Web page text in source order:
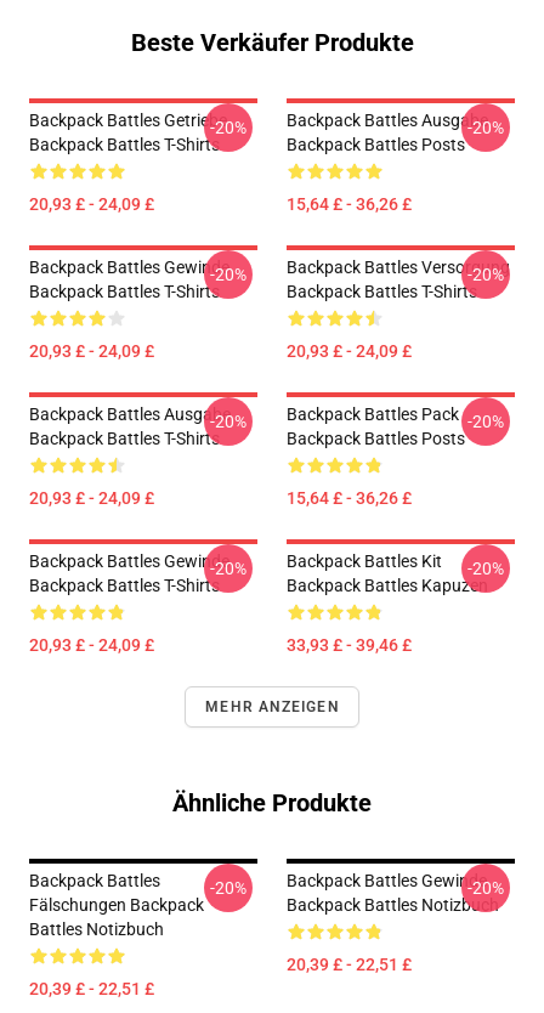
Beste Verkäufer Produkte
Backpack Battles Getriebe
Backpack Battles T-Shirts
20,93 £ - 24,09 £
-20%
Backpack Battles Ausgabe
Backpack Battles Posts
15,64 £ - 36,26 £
-20%
Backpack Battles Gewinde
Backpack Battles T-Shirts
20,93 £ - 24,09 £
-20%
Backpack Battles Versorgung
Backpack Battles T-Shirts
20,93 £ - 24,09 £
-20%
Backpack Battles Ausgabe
Backpack Battles T-Shirts
20,93 £ - 24,09 £
-20%
Backpack Battles Pack
Backpack Battles Posts
15,64 £ - 36,26 £
-20%
Backpack Battles Gewinde
Backpack Battles T-Shirts
20,93 £ - 24,09 £
-20%
Backpack Battles Kit
Backpack Battles Kapuzen
33,93 £ - 39,46 £
-20%
MEHR ANZEIGEN
Ähnliche Produkte
Backpack Battles
Fälschungen Backpack
Battles Notizbuch
20,39 £ - 22,51 £
-20%
Backpack Battles Gewinde
Backpack Battles Notizbuch
20,39 £ - 22,51 £
-20%